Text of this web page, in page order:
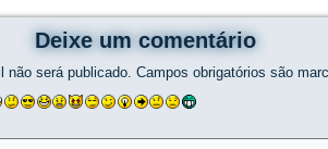
Deixe um comentário
não será publicado. Campos obrigatórios são